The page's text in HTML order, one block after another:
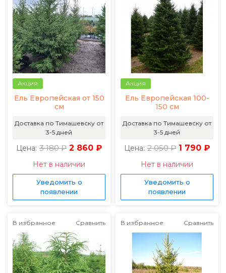
Акция
Ель Европейская от 150
см
Доставка по Тимашевску от
3-5 дней
Цена: 3 180 ₽ 2 860 ₽
Нет в наличии
Уведомить о
появлении
Акция
Ель Европейская 100-
150 см
Доставка по Тимашевску от
3-5 дней
Цена: 2 050 ₽ 1 790 ₽
Нет в наличии
Уведомить о
появлении
В избранное Сравнить В избранное Сравнить